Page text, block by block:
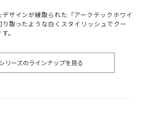
ザインが縁取られた「アークテックホワイ
り取ったような白くスタイリッシュでクー
。
リーズのラインナップを見る